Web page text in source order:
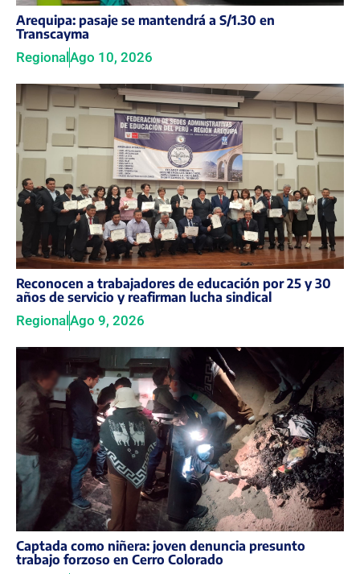
Arequipa: pasaje se mantendrá a S/1.30 en
Transcayma
Regional Ago 10, 2026
Reconocen a trabajadores de educación por 25 y 30
años de servicio y reafirman lucha sindical
RegionalAgo 9, 2026
Captada como niñera: joven denuncia presunto
trabajo forzoso en Cerro Colorado